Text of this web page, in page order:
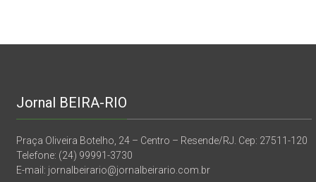
Jornal BEIRA-RIO
Praça Oliveira Botelho, 24 – Centro – Resende/RJ. Cep: 27511-120
Telefone: (24) 99991-3730
E-mail: jornalbeirario@jornalbeirario.com.br